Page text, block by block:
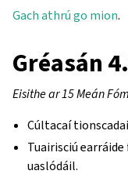
Gach athrú go mion.
Gréasán
Eisithe ar 15 Meán
Cúltacaí
Tuairisciú
uaslódáil.